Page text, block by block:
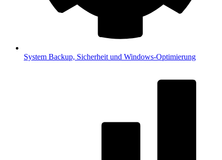
System Backup, Sicherheit und Windows-Optimierung